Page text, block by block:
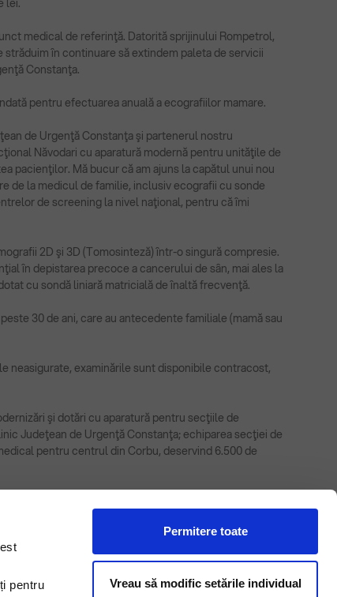
pentru
Permitere toate
Vreau să modific setările individual
lei.
medical de referinţă. Datorită sprijinului Rompetrol,
în continuare să extindem paleta de servicii
Constanţa.
pentru efectuarea anuală a ecografiilor mamare.
de Urgenţă Constanţa şi partenerul nostru
Năvodari cu aparatură modernă pentru unităţile de
pacienţilor. Mă bucur că am ajuns la capătul unui nou
de la medicul de familie, inclusiv ecografii cu sonde
de screening la nivel naţional, pentru că îmi
2D şi 3D (Tomosinteză) într-o singură compresie.
în depistarea precoce a cancerului de sân, mai ales la
cu sondă liniară matricială de înaltă frecvenţă.
30 de ani, care au antecedente familiale (mamă sau
neasigurate, examinările sunt disponibile contracost,
şi dotări cu aparatură pentru secţiile de
Judeţean de Urgenţă Constanţa; echiparea secţiei de
pentru centrul din Corbu, deservind 6.500 de